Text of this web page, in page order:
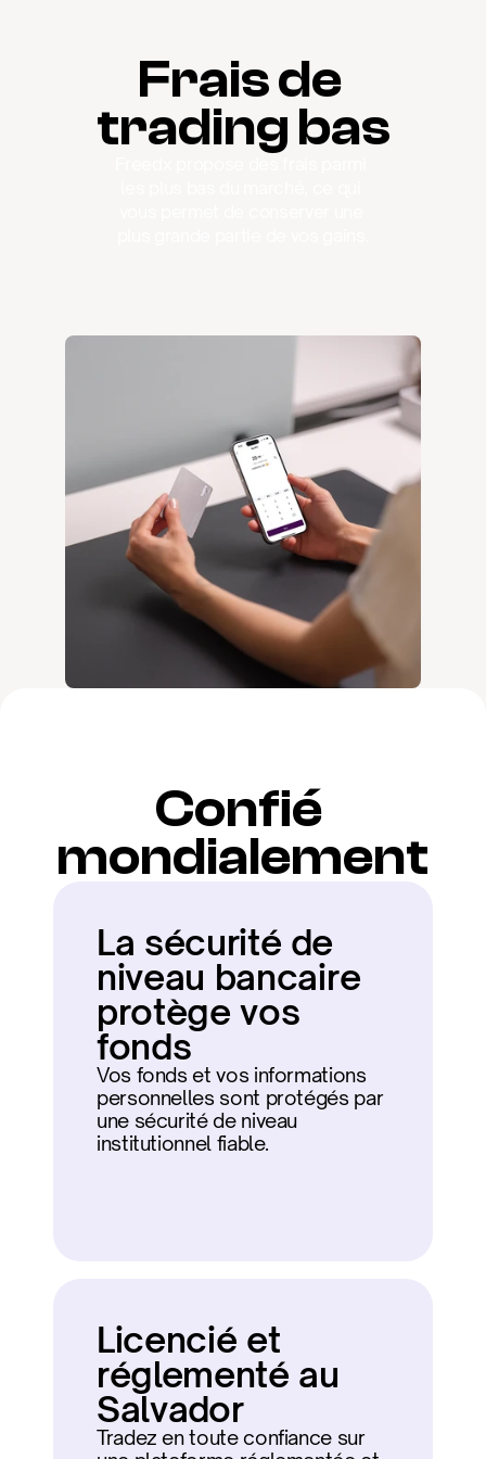
Frais de
trading bas
Confié
mondialement
La sécurité de
niveau bancaire
protège vos
fonds
Vos fonds et vos informations
personnelles sont protégés par
une sécurité de niveau
institutionnel fiable.
Licencié et
réglementé au
Salvador
Tradez en toute confiance sur